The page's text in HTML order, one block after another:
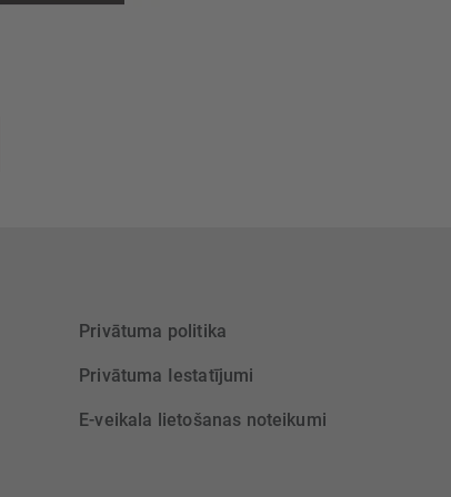
Privātuma politika
Privātuma Iestatījumi
E-veikala lietošanas noteikumi